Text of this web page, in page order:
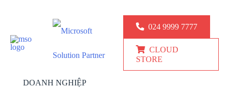
024 9999 7777
CLOUD
STORE
DOANH NGHIỆP